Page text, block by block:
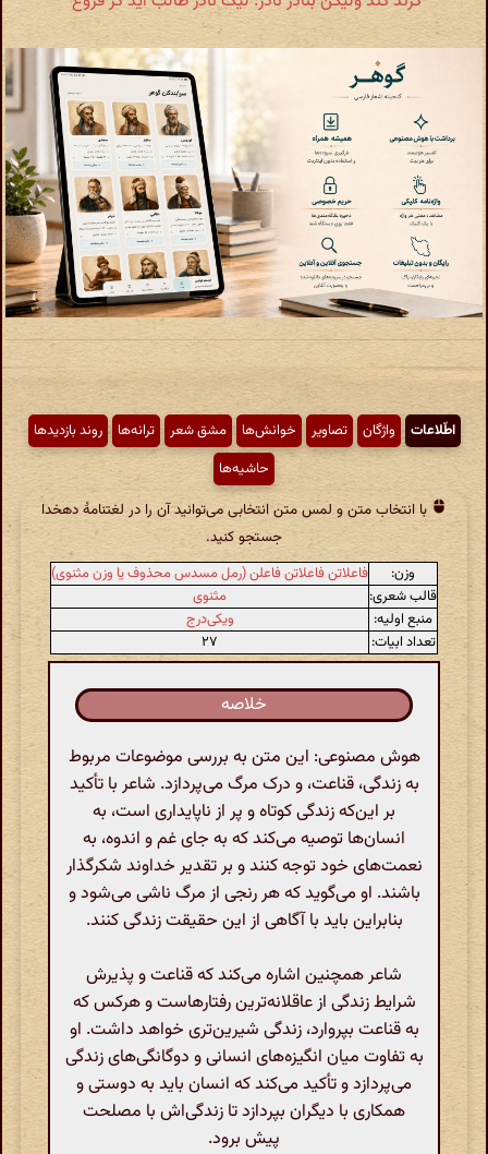
اطّلاعات واژگان تصاویر خوانش‌ها مشق شعر ترانه‌ها
روند بازدیدها
حاشیه‌ها
با انتخاب متن و لمس متن انتخابی می‌توانید آن را در لغتنامهٔ دهخدا
جستجو کنید.
وزن:
فاعلاتن فاعلاتن فاعلن (رمل مسدس محذوف یا وزن مثنوی)
قالب شعری:
مثنوی
منبع اولیه:
ویکی‌درج
تعداد ابیات:
۲۷
خلاصه
هوش مصنوعی: این متن به بررسی موضوعات مربوط
به زندگی، قناعت، و درک مرگ می‌پردازد. شاعر با تأکید
بر این‌که زندگی کوتاه و پر از ناپایداری است، به
انسان‌ها توصیه می‌کند که به جای غم و اندوه، به
نعمت‌های خود توجه کنند و بر تقدیر خداوند شکرگذار
باشند. او می‌گوید که هر رنجی از مرگ ناشی می‌شود و
بنابراین باید با آگاهی از این حقیقت زندگی کنند.
شاعر همچنین اشاره می‌کند که قناعت و پذیرش
شرایط زندگی از عاقلانه‌ترین رفتارهاست و هرکس که
به قناعت بپروارد، زندگی شیرین‌تری خواهد داشت. او
به تفاوت میان انگیزه‌های انسانی و دوگانگی‌های زندگی
می‌پردازد و تأکید می‌کند که انسان باید به دوستی و
همکاری با دیگران بپردازد تا زندگی‌اش با مصلحت
پیش برود.